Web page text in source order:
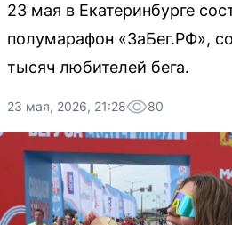
23 мая в Екатеринбурге
полумарафон «ЗаБег.РФ»,
тысяч любителей бега.
23 мая, 2026, 21:28 80